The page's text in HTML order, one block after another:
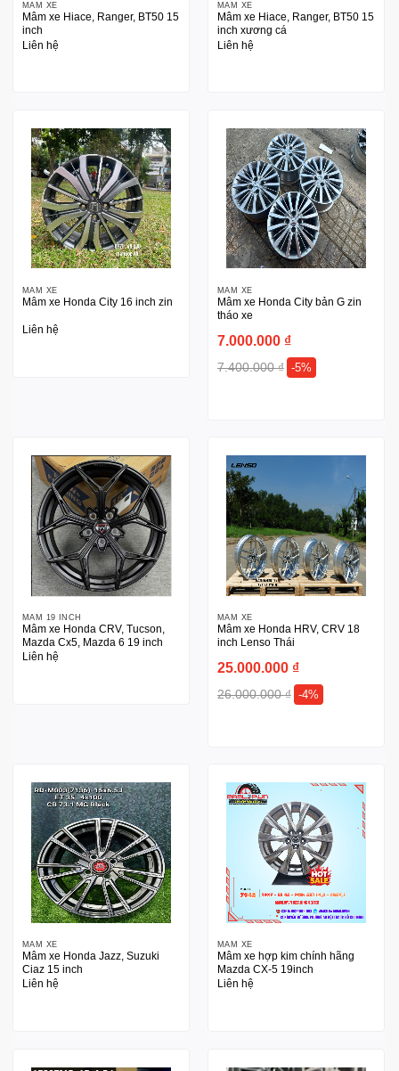
MÂM XE
Mâm xe Hiace, Ranger, BT50 15
inch
Liên hệ
MÂM XE
Mâm xe Hiace, Ranger, BT50 15
inch xương cá
Liên hệ
MÂM XE
Mâm xe Honda City 16 inch zin
Liên hệ
MÂM XE
Mâm xe Honda City bản G zin
tháo xe
7.000.000 ₫
7.400.000₫ -5%
MÂM 19 INCH
Mâm xe Honda CRV, Tucson,
Mazda Cx5, Mazda 6 19 inch
Liên hệ
MÂM XE
Mâm xe Honda HRV, CRV 18
inch Lenso Thái
25.000.000 ₫
26.000.000₫ -4%
MÂM XE
Mâm xe Honda Jazz, Suzuki
Ciaz 15 inch
Liên hệ
MÂM XE
Mâm xe hợp kim chính hãng
Mazda CX-5 19inch
Liên hệ